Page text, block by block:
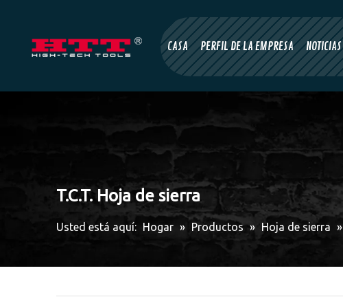
CASA PERFIL DE LA EMPRESA NOTICIAS
T.C.T. Hoja de sierra
Usted está aquí: Hogar » Productos » Hoja de sierra »